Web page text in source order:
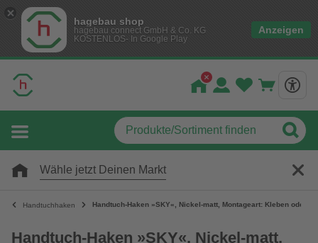
hagebau shop
hagebau connect GmbH & Co. KG
KOSTENLOS- In Google Play
Anzeigen
Wähle jetzt Deinen Markt
Handtuchhaken Handtuch-Haken »SKY«, Nickel-matt, Montageart: Kleben oder
Handtuch-Haken »SKY«, Nickel-matt,